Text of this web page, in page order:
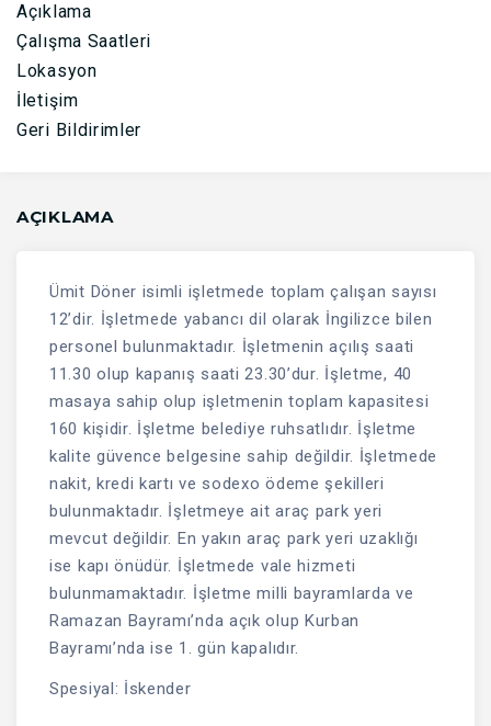
Açıklama
Çalışma Saatleri
Lokasyon
İletişim
Geri Bildirimler
AÇIKLAMA
Ümit Döner isimli işletmede toplam çalışan sayısı
12’dir. İşletmede yabancı dil olarak İngilizce bilen
personel bulunmaktadır. İşletmenin açılış saati
11.30 olup kapanış saati 23.30’dur. İşletme, 40
masaya sahip olup işletmenin toplam kapasitesi
160 kişidir. İşletme belediye ruhsatlıdır. İşletme
kalite güvence belgesine sahip değildir. İşletmede
nakit, kredi kartı ve sodexo ödeme şekilleri
bulunmaktadır. İşletmeye ait araç park yeri
mevcut değildir. En yakın araç park yeri uzaklığı
ise kapı önüdür. İşletmede vale hizmeti
bulunmamaktadır. İşletme milli bayramlarda ve
Ramazan Bayramı’nda açık olup Kurban
Bayramı’nda ise 1. gün kapalıdır.
Spesiyal: İskender